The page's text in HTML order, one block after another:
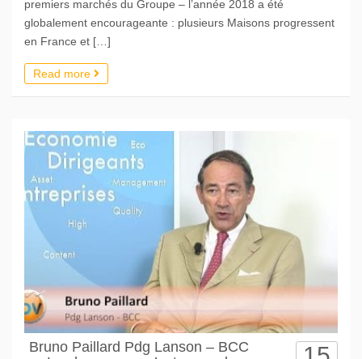
premiers marchés du Groupe – l’année 2018 a été
globalement encourageante : plusieurs Maisons progressent
en France et […]
Read more
Bruno Paillard Pdg Lanson – BCC